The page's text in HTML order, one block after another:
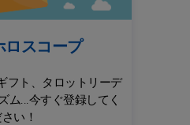
ロスコープ
フト、タロットリーデ
ム...今すぐ登録してく
い！